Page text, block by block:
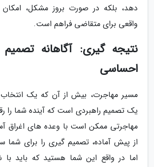
دهد، بلکه در صورت بروز مشکل،
واقعی برای متقاضی فراهم است.
نتیجه گیری: آگاهانه تصمیم
احساسی
مسیر مهاجرت، بیش از آن که یک
یک تصمیم راهبردی است که آینده شما را
مهاجرتی ممکن است با وعده های اغراق
از پیش آماده، تصمیم گیری را برای شما
اما در واقع این شما هستید که باید